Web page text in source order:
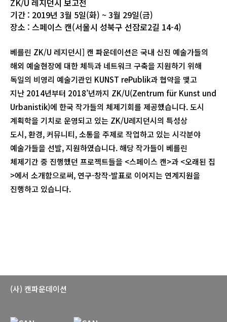
ZK/U 레지던시 보고전
기간 : 2019년 3월 5일(화) ~ 3월 29일(금)
장소 : 스페이스 캔(서울시 성북구 선잠로2길 14-4)
베를린 ZK/U 레지던시] 캔 파운데이션은 국내 신진 예술가들의
해외 예술현장에 대한 체득과 네트워크 구축을 지원하기 위해
독일의 비영리 예술기관인 KUNST rePublik과 협약을 맺고
지난 2014년부터 2018’년까지 ZK/U(Zentrum für Kunst und
Urbanistik)에 한국 작가들의 체제기회를 제공했습니다. 도시
계획학을 기치로 운영되고 있는 ZK/U레지던시의 특성상
도시, 환경, 커뮤니티, 소통을 주제로 작업하고 있는 시각분야
예술가들을 선발, 지원하였습니다. 해당 작가들이 베를린
체제기간 중 진행했던 프로젝트들을 <스페이스 캔>과 <오래된 집
>에서 소개함으로써, 연구-창작-발표로 이어지는 연계지원을
진행하고 있습니다.
(사) 캔파운데이션